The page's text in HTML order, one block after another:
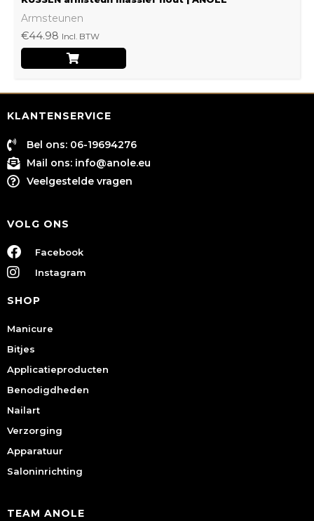
Armsteunen
€44.98 Incl. BTW
KLANTENSERVICE
Bel ons: 06-19694276
Mail ons: info@anole.eu
Veelgestelde vragen
VOLG ONS
Facebook
Instagram
SHOP
Manicure
Bitjes
Applicatieproducten
Benodigdheden
Nailart
Verzorging
Apparatuur
Saloninrichting
TEAM ANOLE